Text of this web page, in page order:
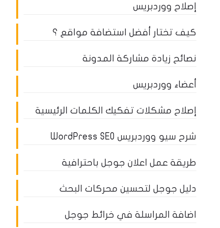
إصلاح ووردبريس
كيف تختار أفضل استضافة مواقع ؟
نصائح زيادة مشاركة المدونة
أعضاء ووردبريس
إصلاح مشكلات تفكيك الكلمات الرئيسية
شرح سيو ووردبريس WordPress SEO
طريقة عمل اعلان جوجل باحترافية
دليل جوجل لتحسين محركات البحث
اضافة المراسلة في خرائط جوجل